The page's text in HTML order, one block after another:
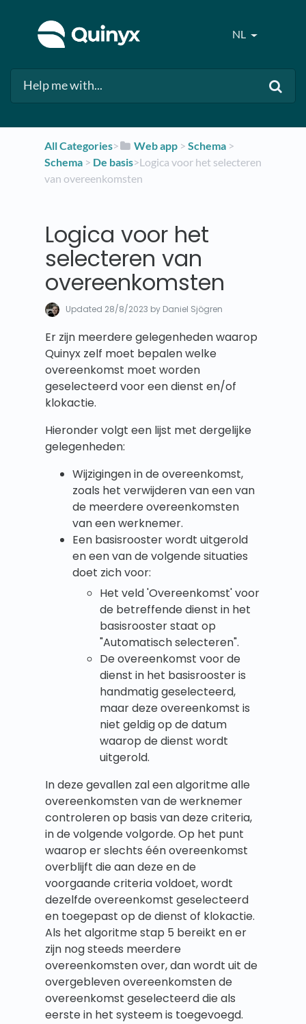
NL
All Categories​>​ ​Web app ​ > ​​Schema ​ > ​
Schema​ > ​ ​De basis​>​ Logica voor het selecteren
van overeenkomsten
Logica voor het
selecteren van
overeenkomsten
Updated 28/8/2023 by Daniel Sjögren
Er zijn meerdere gelegenheden waarop
Quinyx zelf moet bepalen welke
overeenkomst moet worden
geselecteerd voor een dienst en/of
klokactie.
Hieronder volgt een lijst met dergelijke
gelegenheden:
Wijzigingen in de overeenkomst,
zoals het verwijderen van een van
de meerdere overeenkomsten
van een werknemer.
Een basisrooster wordt uitgerold
en een van de volgende situaties
doet zich voor:
Het veld 'Overeenkomst' voor
de betreffende dienst in het
basisrooster staat op
"Automatisch selecteren".
De overeenkomst voor de
dienst in het basisrooster is
handmatig geselecteerd,
maar deze overeenkomst is
niet geldig op de datum
waarop de dienst wordt
uitgerold.
In deze gevallen zal een algoritme alle
overeenkomsten van de werknemer
controleren op basis van deze criteria,
in de volgende volgorde. Op het punt
waarop er slechts één overeenkomst
overblijft die aan deze en de
voorgaande criteria voldoet, wordt
dezelfde overeenkomst geselecteerd
en toegepast op de dienst of klokactie.
Als het algoritme stap 5 bereikt en er
zijn nog steeds meerdere
overeenkomsten over, dan wordt uit de
overgebleven overeenkomsten de
overeenkomst geselecteerd die als
eerste in het systeem is toegevoegd.